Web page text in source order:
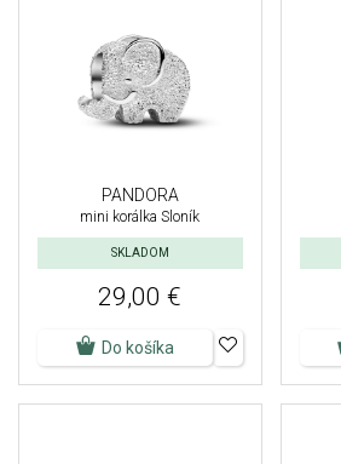
PANDORA
mini korálka Sloník
SKLADOM
29,00 €
Do košíka